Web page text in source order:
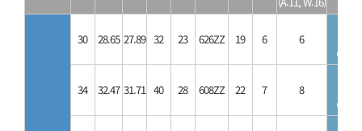
30 28.65 27.89 32 23 626ZZ 19 6 6
34 32.47 31.71 40 28 608ZZ 22 7 8